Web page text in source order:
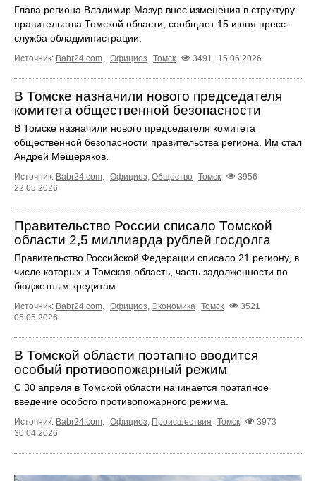
Глава региона Владимир Мазур внес изменения в структуру
правительства Томской области, сообщает 15 июня пресс-
служба обладминистрации.
Источник: Babr24.com. Официоз Томск 3491 15.06.2026
В Томске назначили нового председателя
комитета общественной безопасности
В Томске назначили нового председателя комитета
общественной безопасности правительства региона. Им стал
Андрей Мещеряков.
Источник: Babr24.com. Официоз, Общество Томск
3956
22.05.2026
Правительство России списало Томской
области 2,5 миллиарда рублей госдолга
Правительство Российской Федерации списало 21 региону, в
числе которых и Томская область, часть задолженности по
бюджетным кредитам.
Источник: Babr24.com. Официоз, Экономика Томск
3521
05.05.2026
В Томской области поэтапно вводится
особый противопожарный режим
С 30 апреля в Томской области начинается поэтапное
введение особого противопожарного режима.
Источник: Babr24.com. Официоз, Происшествия Томск
3973
30.04.2026